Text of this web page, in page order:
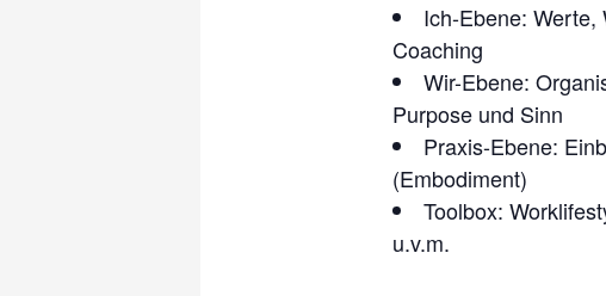
Ich-Ebene:
Coaching
Wir-Ebene:
Purpose und Sinn
Praxis-Ebene:
(Embodiment)
Toolbox:
u.v.m.